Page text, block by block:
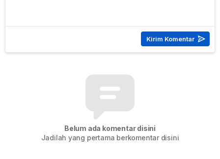
Belum ada komentar disini
Jadilah yang pertama berkomentar disini